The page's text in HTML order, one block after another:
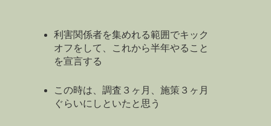
利害関係者を集めれる範囲でキック
オフをして、これから半年やること
を宣言する
この時は、調査３ヶ月、施策３ヶ月
ぐらいにしといたと思う